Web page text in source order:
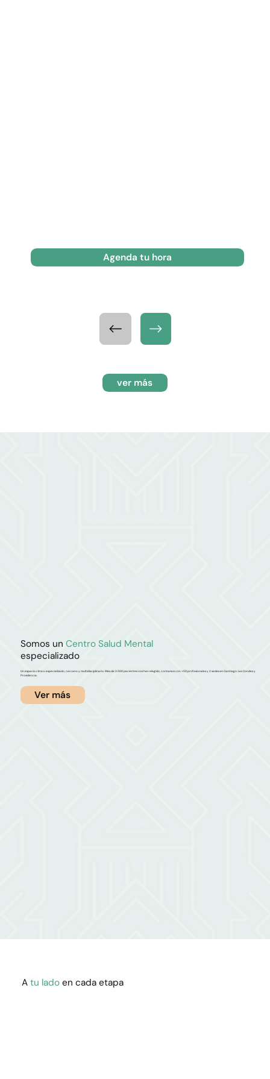
Agenda tu hora
ver más
Somos un Centro Salud Mental
especializado
Un espacio clínico especializado, cercano y multidisciplinario. Más de 3.500 pacientes nos han elegido, contamos con +50 profesionales y 2 sedes en Santiago: Las Condes y
Providencia.
Ver más
Atu lado en cada etapa